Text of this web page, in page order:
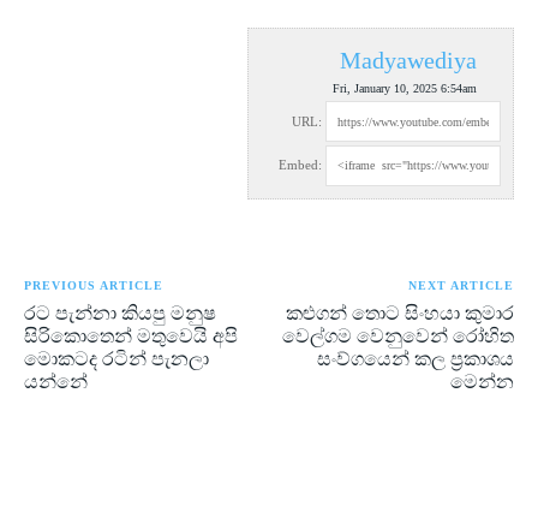
Madyawediya
Fri, January 10, 2025 6:54am
URL:
Embed:
PREVIOUS ARTICLE
රට පැන්නා කියපු මනුෂ
සිරිකොතෙන් මතුවෙයි අපි
මොකටද රටින් පැනලා
යන්නේ
NEXT ARTICLE
කළුගන් තොට සිංහයා කුමාර
වෙල්ගම වෙනුවෙන් රෝහිත
සංව්ගයෙන් කල ප්‍රකාශය
මෙන්න